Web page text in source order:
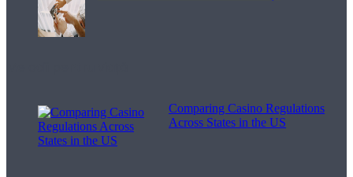
Comparing Casino Regulations
Across States in the US